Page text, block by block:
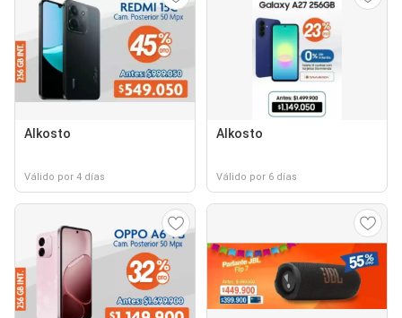
Alkosto
Válido por 4 días
Alkosto
Válido por 6 días